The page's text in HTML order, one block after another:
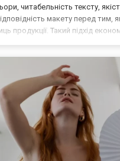
читабельність тексту,
макету перед тим,
продукції. Такий підхід